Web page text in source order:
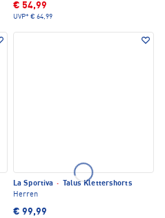
€ 54,99
UVP* € 64,99
La Sportiva ·
Talus Klettershorts
Herren
€ 99,99